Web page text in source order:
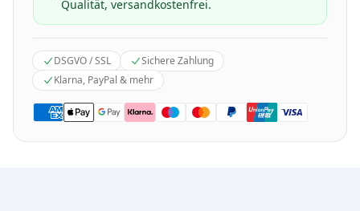
Qualität, versandkostenfrei.
DSGVO / SSL
Sichere Zahlung
Klarna, PayPal & mehr